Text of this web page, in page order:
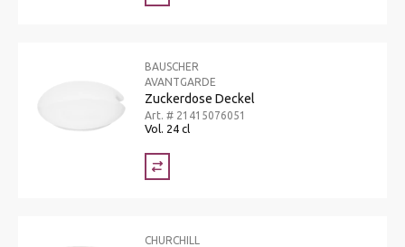
BAUSCHER
AVANTGARDE
Zuckerdose Deckel
Art. # 21415076051
Vol. 24 cl
CHURCHILL